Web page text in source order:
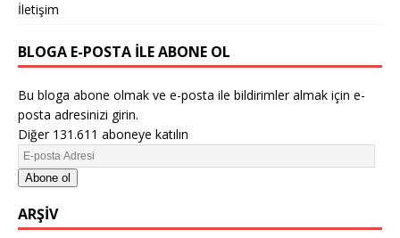
İletişim
BLOGA E-POSTA ILE ABONE OL
Bu bloga abone olmak ve e-posta ile bildirimler almak için e-
posta adresinizi girin.
Diğer 131.611 aboneye katılın
Abone ol
ARŞIV